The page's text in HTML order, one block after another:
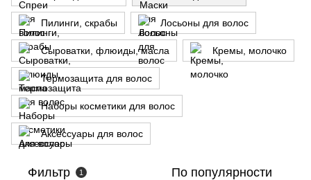
Пилинги, скрабы Лосьоны для волос
Сыроватки, флюиды, масла Кремы, молочко
Термозащита для волос
Наборы косметики для волос
Аксессуары для волос
Фильтр 1 По популярности